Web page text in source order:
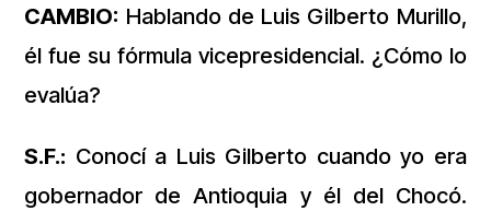
CAMBIO: Hablando de Luis Gilberto Murillo,
él fue su fórmula vicepresidencial. ¿Cómo lo
evalúa?
S.F.: Conocí a Luis Gilberto cuando yo era
gobernador de Antioquia y él del Chocó.